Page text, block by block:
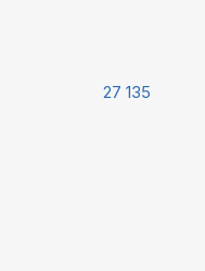
27 135